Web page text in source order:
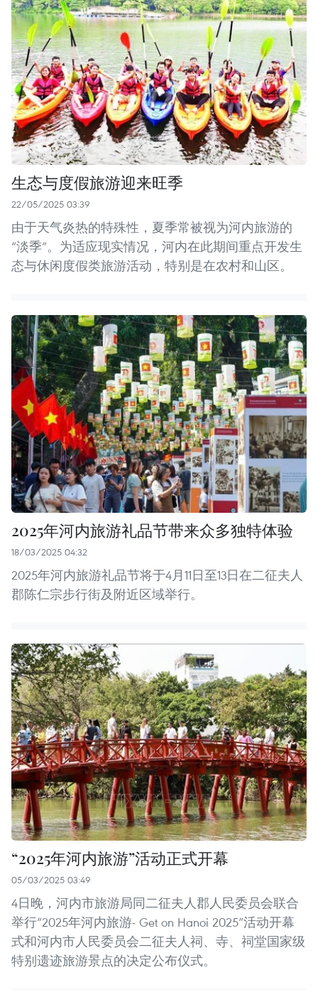
生态与度假旅游迎来旺季
22/05/2025 03:39
由于天气炎热的特殊性，夏季常被视为河内旅游的
“淡季”。为适应现实情况，河内在此期间重点开发生
态与休闲度假类旅游活动，特别是在农村和山区。
2025年河内旅游礼品节带来众多独特体验
18/03/2025 04:32
2025年河内旅游礼品节将于4月11日至13日在二征夫人
郡陈仁宗步行街及附近区域举行。
“2025年河内旅游”活动正式开幕
05/03/2025 03:49
4日晚，河内市旅游局同二征夫人郡人民委员会联合
举行“2025年河内旅游- Get on Hanoi 2025”活动开幕
式和河内市人民委员会二征夫人祠、寺、祠堂国家级
特别遗迹旅游景点的决定公布仪式。